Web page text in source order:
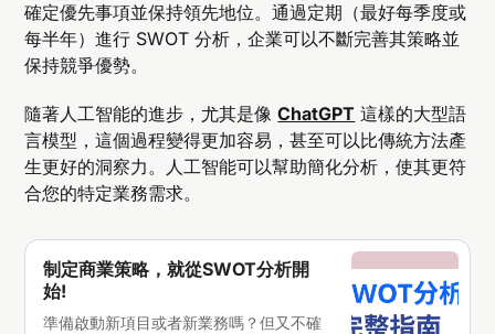
確定優先事項並保持領先地位。通過定期（最好每季度或
每半年）進行 SWOT 分析，企業可以不斷完善其策略並
保持競爭優勢。
隨著人工智能的進步，尤其是像ChatGPT 這樣的大型語
言模型，這個過程變得更加容易，甚至可以比傳統方法產
生更好的洞察力。人工智能可以幫助簡化分析，使其更符
合您的特定業務需求。
制定商業策略，就從SWOT分析開
始!
準備啟動新項目或者新業務嗎？但又不確